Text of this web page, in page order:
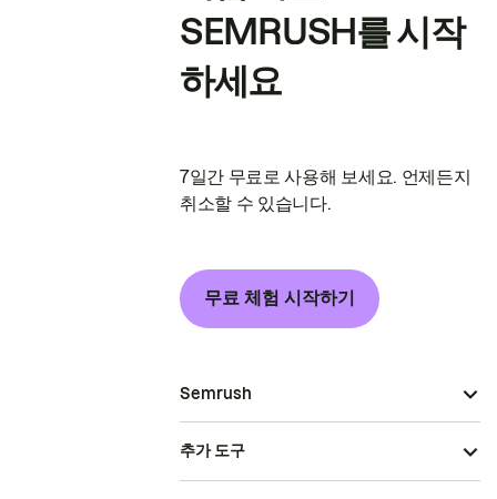
SEMRUSH를 시작
하세요
7일간 무료로 사용해 보세요. 언제든지
취소할 수 있습니다.
무료 체험 시작하기
Semrush
추가 도구